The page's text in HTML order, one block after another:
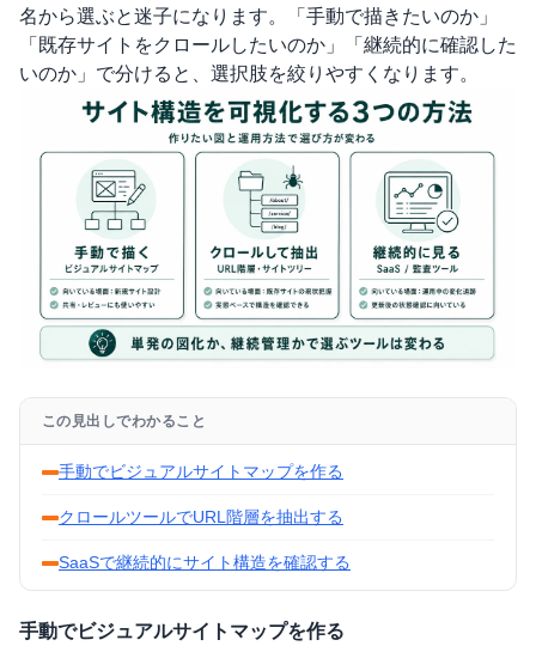
名から選ぶと迷子になります。「手動で描きたいのか」
「既存サイトをクロールしたいのか」「継続的に確認した
いのか」で分けると、選択肢を絞りやすくなります。
この見出しでわかること
手動でビジュアルサイトマップを作る
クロールツールでURL階層を抽出する
SaaSで継続的にサイト構造を確認する
手動でビジュアルサイトマップを作る